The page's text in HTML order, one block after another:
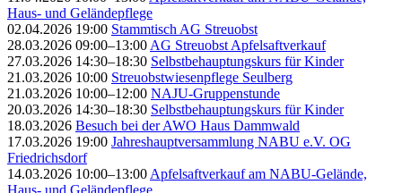
Haus- und Geländepflege
02.04.2026 19:00 Stammtisch AG Streuobst
28.03.2026 09:00–13:00 AG Streuobst Apfelsaftverkauf
27.03.2026 14:30–18:30 Selbstbehauptungskurs für Kinder
21.03.2026 10:00 Streuobstwiesenpflege Seulberg
21.03.2026 10:00–12:00 NAJU-Gruppenstunde
20.03.2026 14:30–18:30 Selbstbehauptungskurs für Kinder
18.03.2026 Besuch bei der AWO Haus Dammwald
17.03.2026 19:00 Jahreshauptversammlung NABU e.V. OG
Friedrichsdorf
14.03.2026 10:00–13:00 Apfelsaftverkauf am NABU-Gelände,
Haus- und Geländepflege